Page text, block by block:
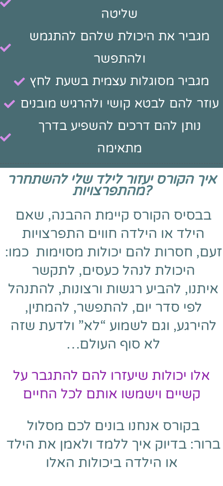
שליטה
מגביר את היכולת שלהם להתגמש
ולהתפשר
מגביר מסוגלות עצמית בשעת לחץ
עוזר להם לבטא קושי ולהרגיש מובנים
נותן להם דרכים להשפיע בדרך
מתאימה
איך הקורס יעזור לילד שלי להשתחרר
מהתפרצויות?
בבסיס הקורס קיימת ההבנה,
זעם, חסרות להם יכולות מסוימות
איתנו,
לפי סדר יום,
להירגע,
לא סוף העולם…
אלו יכולות שיעזרו להם להתגבר על
קשיים וישמשו אותם לכל החיים
ברור:
או הילדה ביכולות האלו